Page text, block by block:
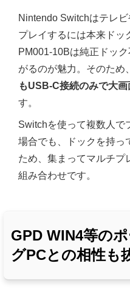
Nintendo Switchはテレ
プレイするには本来ドッ
PM001-10Bは純正ドッ
がるのが魅力。そのため、
もUSB-C接続のみで大
す。
Switchを使って複数人で
場合でも、ドックを持っ
ため、集まってマルチプ
組み合わせです。
GPD WIN4等の
グPCとの相性も